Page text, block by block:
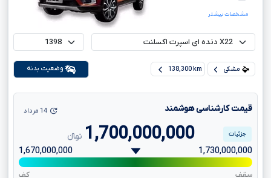
مشخصات بیشتر
مشکی 138,300 km وضعیت بدنه
قیمت کارشناسی هوشمند
1,700,000,000 تومانءءء
14 مرداد
جزئیات
1,730,000,000
1,670,000,000
سقف
کف